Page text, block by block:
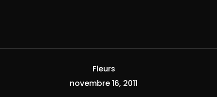
Fleurs
novembre 16, 2011